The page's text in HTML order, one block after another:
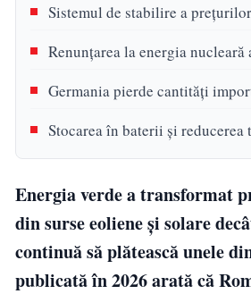
Sistemul de stabilire a
Renunțarea la energia
Germania pierde cantități
Stocarea în baterii și
Energia verde a transformat
din surse eoliene și solare
continuă să plătească unele
publicată în 2026 arată că